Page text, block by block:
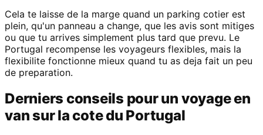
Cela te laisse de la marge quand un parking cotier est
plein, qu'un panneau a change, que les avis sont mitiges
ou que tu arrives simplement plus tard que prevu. Le
Portugal recompense les voyageurs flexibles, mais la
flexibilite fonctionne mieux quand tu as deja fait un peu
de preparation.
Derniers conseils pour un voyage en
van sur la cote du Portugal